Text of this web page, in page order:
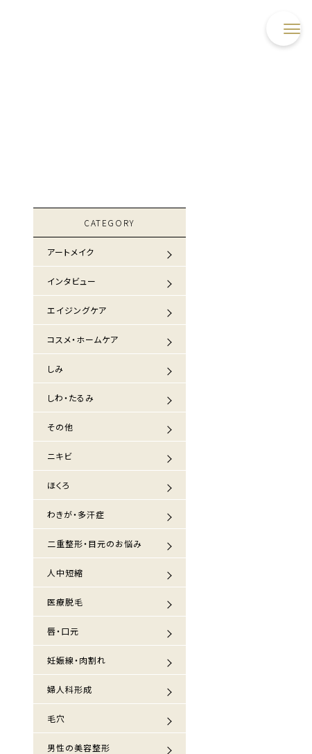
CATEGORY
アートメイク
インタビュー
エイジングケア
コスメ・ホームケア
しみ
しわ・たるみ
その他
ニキビ
ほくろ
わきが・多汗症
二重整形・目元のお悩み
人中短縮
医療脱毛
唇・口元
妊娠線・肉割れ
婦人科形成
毛穴
男性の美容整形